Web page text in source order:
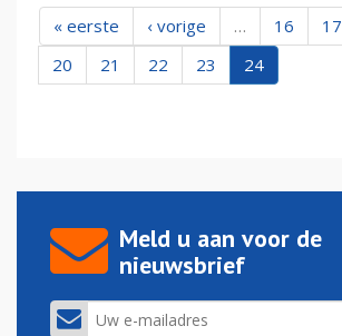
« eerste ‹ vorige … 16 17
20
21 22 23 24
Meld u aan voor de
nieuwsbrief